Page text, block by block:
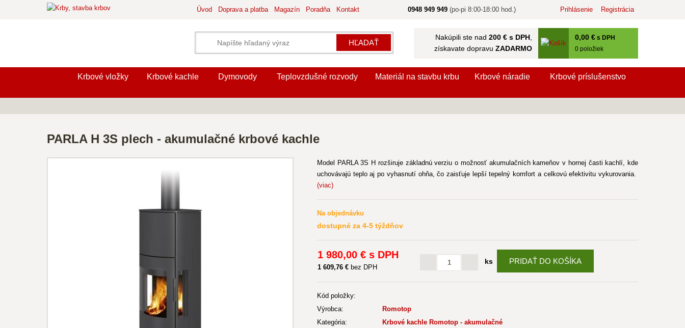
HĽADAŤ
Nakúpili ste nad 200 € s DPH ,
získavate dopravu ZADARMO
0,00 € s DPH
0 položiek
Prihlásenie Registrácia
0948 949 949 (po-pi 8:00-18:00 hod.)
Úvod Doprava a platba Magazín Poradňa Kontakt
Krbové vložky Krbové kachle Dymovody Teplovzdušné rozvody Materiál na stavbu krbu Krbové náradie Krbové príslušenstvo
PARLA H 3S plech - akumulačné krbové kachle
Model PARLA 3S H rozširuje základnú verziu o možnosť akumulačních kameňov v hornej časti kachlí, kde
uchovávajú teplo aj po vyhasnutí ohňa, čo zaisťuje lepší tepelný komfort a celkovú efektivitu vykurovania.
(viac)
Na objednávku
dostupné za 4-5 týždňov
1 980,00 € s DPH
1 609,76 € bez DPH
ks PRIDAŤ DO KOŠÍKA
Kód položky:
Výrobca:
Romotop
Kategória:
Krbové kachle Romotop - akumulačné